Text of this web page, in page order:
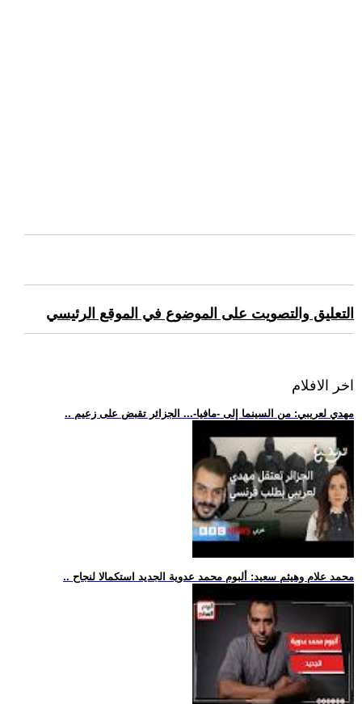
التعليق والتصويت على الموضوع في الموقع الرئيسي
اخر الافلام
.. مهدي لعريبي: من السينما إلى -مافيا-... الجزائر تقبض على زعيم
.. محمد علام وهيثم سعيد: ألبوم محمد عدوية الجديد استكمالا لنجاح